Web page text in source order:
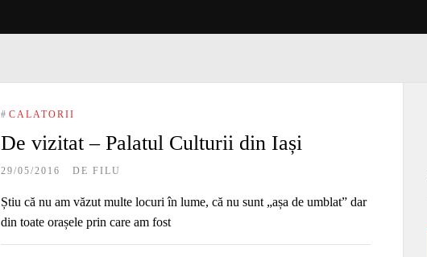
# CALATORII
De vizitat – Palatul Culturii din Iași
29/05/2016 DE FILU
Știu că nu am văzut multe locuri în lume, că nu sunt „așa de umblat” dar
din toate orașele prin care am fost